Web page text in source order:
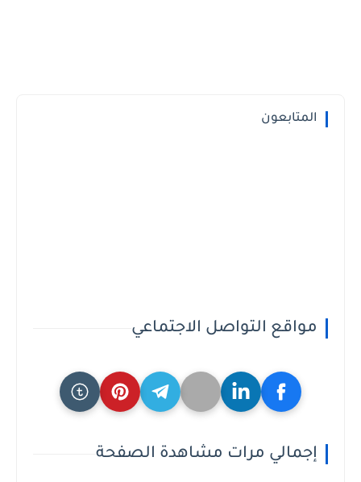
المتابعون
مواقع التواصل الاجتماعي
إجمالي مرات مشاهدة الصفحة